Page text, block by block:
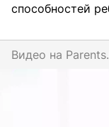
способностей
Видео на